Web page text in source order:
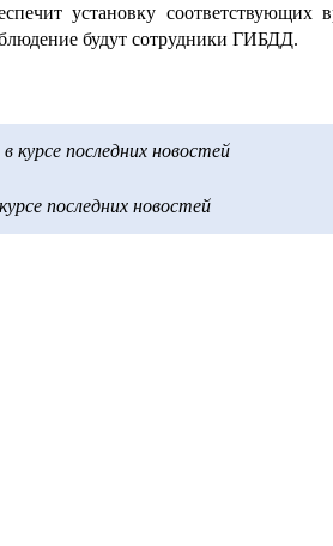
установку соответствующих
будут сотрудники ГИБДД.
последних новостей
последних новостей